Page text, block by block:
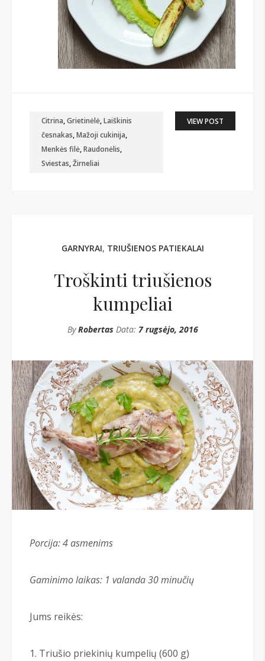
Citrina,Grietinėlė,Laiškinis
česnakas,Mažoji cukinija,
Menkės filė,Raudonėlis,
Sviestas,Žirneliai
VIEW POST
GARNYRAI, TRIUŠIENOS PATIEKALAI
Troškinti triušienos
kumpeliai
ByRobertas Data: 7 rugsėjo, 2016
Porcija: 4 asmenims
Gaminimo laikas: 1 valanda 30 minučių
Jums reikės:
Triušio priekinių kumpelių (600 g)